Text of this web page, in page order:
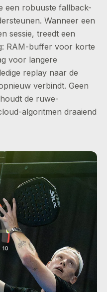
een robuuste fallback-
Wanneer een
sessie, treedt een
RAM-buffer voor korte
voor langere
replay naar de
verbindt. Geen
de ruwe-
algoritmen draaiend